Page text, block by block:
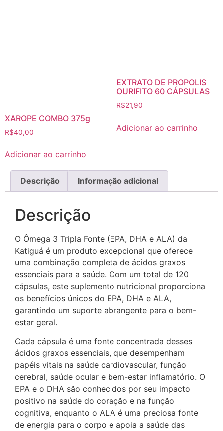
XAROPE COMBO 375g
R$40,00
Adicionar ao carrinho
EXTRATO DE PROPOLIS
OURIFITO 60 CÁPSULAS
R$21,90
Adicionar ao carrinho
Descrição Informação adicional
Descrição
O Ômega 3 Tripla Fonte (EPA, DHA e ALA) da
Katiguá é um produto excepcional que oferece
uma combinação completa de ácidos graxos
essenciais para a saúde. Com um total de 120
cápsulas, este suplemento nutricional proporciona
os benefícios únicos do EPA, DHA e ALA,
garantindo um suporte abrangente para o bem-
estar geral.
Cada cápsula é uma fonte concentrada desses
ácidos graxos essenciais, que desempenham
papéis vitais na saúde cardiovascular, função
cerebral, saúde ocular e bem-estar inflamatório. O
EPA e o DHA são conhecidos por seu impacto
positivo na saúde do coração e na função
cognitiva, enquanto o ALA é uma preciosa fonte
de energia para o corpo e apoia a saúde das